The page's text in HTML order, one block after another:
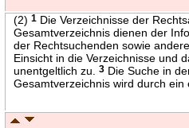
(2)1 Die Verzeichnisse der
Gesamtverzeichnis dienen der
der Rechtsuchenden sowie
Einsicht in die Verzeichnisse und
unentgeltlich zu.3 Die Suche in
Gesamtverzeichnis wird durch